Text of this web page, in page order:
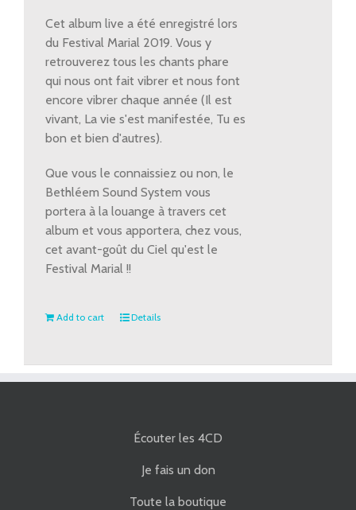
Cet album live a été enregistré lors
du Festival Marial 2019. Vous y
retrouverez tous les chants phare
qui nous ont fait vibrer et nous font
encore vibrer chaque année (Il est
vivant, La vie s'est manifestée, Tu es
bon et bien d'autres).
Que vous le connaissiez ou non, le
Bethléem Sound System vous
portera à la louange à travers cet
album et vous apportera, chez vous,
cet avant-goût du Ciel qu'est le
Festival Marial !!
Add to cart Details
Écouter les 4CD
Je fais un don
Toute la boutique